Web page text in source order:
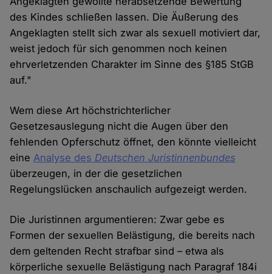
des Kindes schließen lassen. Die Äußerung des
Angeklagten stellt sich zwar als sexuell motiviert dar,
weist jedoch für sich genommen noch keinen
ehrverletzenden Charakter im Sinne des §185 StGB
auf."
Wem diese Art höchstrichterlicher
Gesetzesauslegung nicht die Augen über den
fehlenden Opferschutz öffnet, den könnte vielleicht
eineAnalyse des Deutschen Juristinnenbundes
überzeugen, in der die gesetzlichen
Regelungslücken anschaulich aufgezeigt werden.
Die Juristinnen argumentieren: Zwar gebe es
Formen der sexuellen Belästigung, die bereits nach
dem geltenden Recht strafbar sind – etwa als
körperliche sexuelle Belästigung nach Paragraf 184i